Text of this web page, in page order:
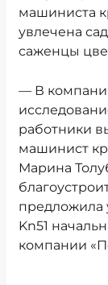
машиниста
увлечена
саженцы
— В
работники
машинист
Марина
предложила
Kn51
компании